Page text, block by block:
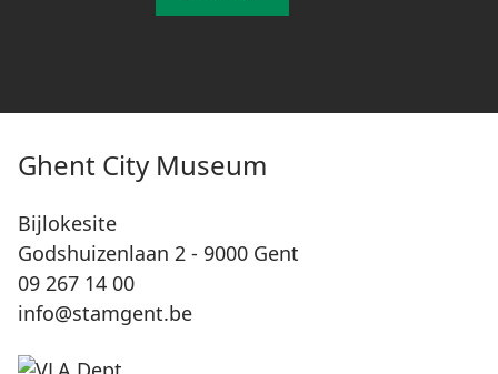
Ghent City Museum
Bijlokesite
Godshuizenlaan 2 - 9000 Gent
09 267 14 00
info@stamgent.be